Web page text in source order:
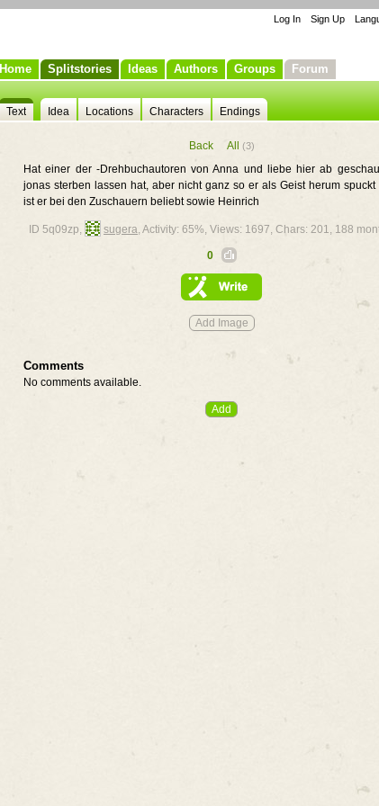
Home Splitstories Ideas Authors Groups Forum
Log In Sign Up
Text Idea Locations Characters Endings
Back All (3)
Hat einer der -Drehbuchautoren von Anna und liebe hier ab
jonas sterben lassen hat, aber nicht ganz so er als Geist herum spuckt
ist er bei den Zuschauern beliebt sowie Heinrich
ID 5q09zp, sugera, Activity: 65%, Views: 1697, Chars: 201, 188
0
Comments
No comments available.